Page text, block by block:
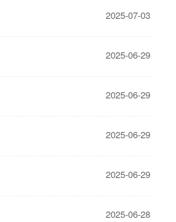
2025-07-03
2025-06-29
2025-06-29
2025-06-29
2025-06-29
2025-06-28